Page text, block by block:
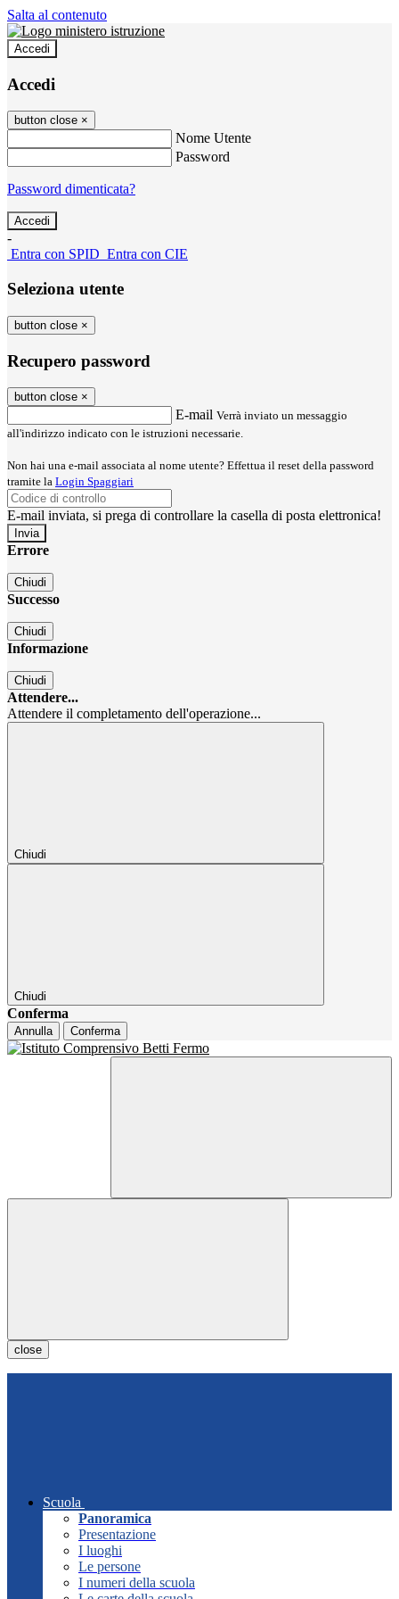
Salta al contenuto
Accedi
Accedi
button close ×
Nome Utente
Password
Password dimenticata?
-
Entra con SPID Entra con CIE
Seleziona utente
button close ×
Recupero password
button close ×
E-mail Verrà inviato un messaggio
all'indirizzo indicato con le istruzioni necessarie.
Non hai una e-mail associata al nome utente? Effettua il reset della password
tramite la Login Spaggiari
E-mail inviata, si prega di controllare la casella di posta elettronica!
Errore
Chiudi
Successo
Chiudi
Informazione
Chiudi
Attendere...
Attendere il completamento dell'operazione...
Chiudi
Chiudi
Conferma
Annulla Conferma
close
Scuola
Panoramica
Presentazione
I luoghi
Le persone
I numeri della scuola